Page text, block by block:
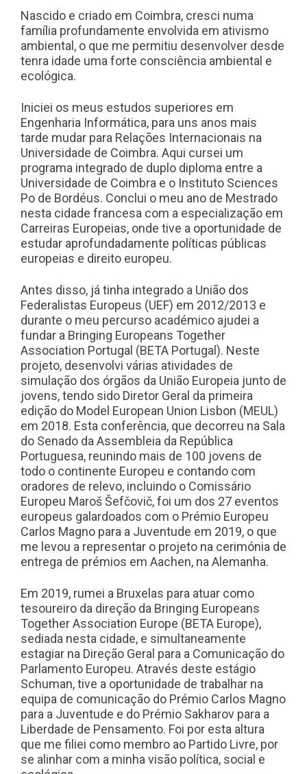
Nascido e criado em Coimbra, cresci numa
família profundamente envolvida em ativismo
ambiental, o que me permitiu desenvolver desde
tenra idade uma forte consciência ambiental e
ecológica.
Iniciei os meus estudos superiores em
Engenharia Informática, para uns anos mais
tarde mudar para Relações Internacionais na
Universidade de Coimbra. Aqui cursei um
programa integrado de duplo diploma entre a
Universidade de Coimbra e o Instituto Sciences
Po de Bordéus. Conclui o meu ano de Mestrado
nesta cidade francesa com a especialização em
Carreiras Europeias, onde tive a oportunidade de
estudar aprofundadamente políticas públicas
europeias e direito europeu.
Antes disso, já tinha integrado a União dos
Federalistas Europeus (UEF) em 2012/2013 e
durante o meu percurso académico ajudei a
fundar a Bringing Europeans Together
Association Portugal (BETA Portugal). Neste
projeto, desenvolvi várias atividades de
simulação dos órgãos da União Europeia junto de
jovens, tendo sido Diretor Geral da primeira
edição do Model European Union Lisbon (MEUL)
em 2018. Esta conferência, que decorreu na Sala
do Senado da Assembleia da República
Portuguesa, reunindo mais de 100 jovens de
todo o continente Europeu e contando com
oradores de relevo, incluindo o Comissário
Europeu Maroš Šefčovič, foi um dos 27 eventos
europeus galardoados com o Prémio Europeu
Carlos Magno para a Juventude em 2019, o que
me levou a representar o projeto na cerimónia de
entrega de prémios em Aachen, na Alemanha.
Em 2019, rumei a Bruxelas para atuar como
tesoureiro da direção da Bringing Europeans
Together Association Europe (BETA Europe),
sediada nesta cidade, e simultaneamente
estagiar na Direção Geral para a Comunicação do
Parlamento Europeu. Através deste estágio
Schuman, tive a oportunidade de trabalhar na
equipa de comunicação do Prémio Carlos Magno
para a Juventude e do Prémio Sakharov para a
Liberdade de Pensamento. Foi por esta altura
que me filiei como membro ao Partido Livre, por
se alinhar com a minha visão política, social e